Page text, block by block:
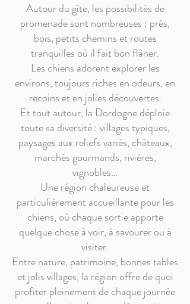
Autour du gîte, les possibilités de
promenade sont nombreuses : prés,
bois, petits chemins et routes
tranquilles où il fait bon flâner.
Les chiens adorent explorer les
environs, toujours riches en odeurs, en
recoins et en jolies découvertes.
Et tout autour, la Dordogne déploie
toute sa diversité : villages typiques,
paysages aux reliefs variés, châteaux,
marchés gourmands, rivières,
vignobles…
Une région chaleureuse et
particulièrement accueillante pour les
chiens, où chaque sortie apporte
quelque chose à voir, à savourer ou à
visiter.
Entre nature, patrimoine, bonnes tables
et jolis villages, la région offre de quoi
profiter pleinement de chaque journée